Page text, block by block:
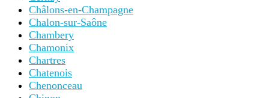
Châlons-en-Champagne
Chalon-sur-Saône
Chambery
Chamonix
Chartres
Chatenois
Chenonceau